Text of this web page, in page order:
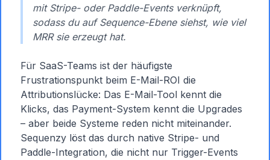
mit Stripe- oder Paddle-Events verknüpft,
sodass du auf Sequence-Ebene siehst, wie viel
MRR sie erzeugt hat.
Für SaaS-Teams ist der häufigste
Frustrationspunkt beim E-Mail-ROI die
Attributionslücke: Das E-Mail-Tool kennt die
Klicks, das Payment-System kennt die Upgrades
– aber beide Systeme reden nicht miteinander.
Sequenzy löst das durch native Stripe- und
Paddle-Integration, die nicht nur Trigger-Events